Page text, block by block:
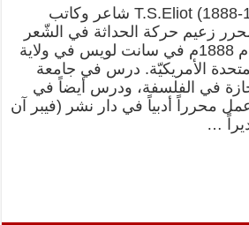
ت. س. إليوت T.S.Eliot (1888-1965) شاعر وكاتب
زعيم حركة الحداثة في الشّعر
_ولد توماس ستيرنز عام 1888م في سانت لويس في ولاية
الأمريكيّة. درس في جامعة
في الفلسفة، ودرس أيضاً في
محرراً أدبياً في دار نشر (فيبر آن
…